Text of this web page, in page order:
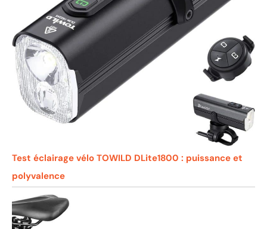
Test éclairage vélo TOWILD DLite1800 : puissance et
polyvalence